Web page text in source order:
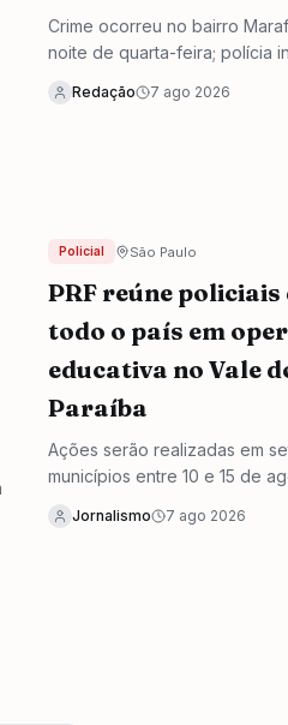
Crime ocorreu no bairro
noite de quarta-feira; polícia
desentendimentos anteriores
pelo principal suspeito, que
Redação 7 ago 2026
Policial São Paulo
PRF reúne policiais
todo o país em
educativa no Vale
Paraíba
Ações serão realizadas em
municípios entre 10 e 15 de
programação inclui atividades
escolas, rodovias e empresas.
Jornalismo 7 ago 2026